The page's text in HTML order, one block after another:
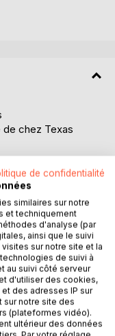
chez Texas
petites plaquettes
de Texas
Elles ont permis
oeuvre d'internet
ce sont celles de
des
les deux ans à
la rend
de
entre autre aux
de confidentialité
similaires sur notre
et techniquement
d'analyse (par
ainsi que le suivi
sur notre site et la
de suivi à
au suivi côté serveur
d'utiliser des cookies,
des adresses IP sur
sur notre site des
(plateformes vidéo).
ultérieur des données